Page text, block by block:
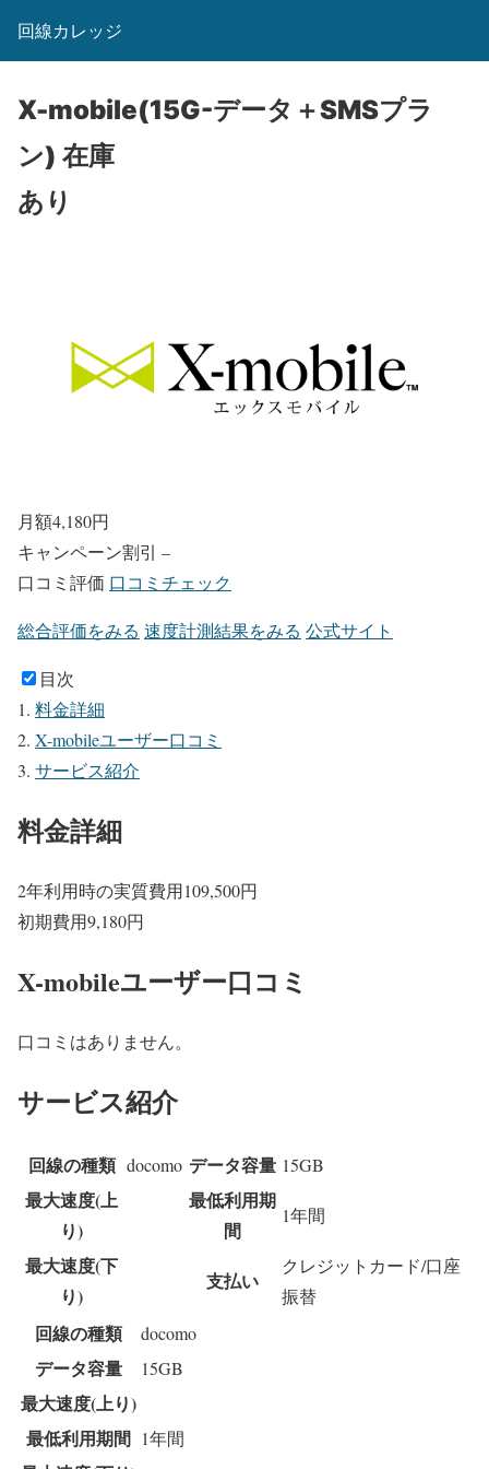
回線カレッジ
X-mobile(15G-データ＋SMSプラ
ン) 在庫
あり
月額4,180円
キャンペーン割引 –
口コミ評価 口コミチェック
総合評価をみる 速度計測結果をみる 公式サイト
目次
料金詳細
X-mobileユーザー口コミ
サービス紹介
料金詳細
2年利用時の実質費用109,500円
初期費用9,180円
X-mobileユーザー口コミ
口コミはありません。
サービス紹介
回線の種類 docomo データ容量 15GB
最大速度(上
り)
最低利用期
間
1年間
最大速度(下
り)
支払い
クレジットカード/口座
振替
回線の種類 docomo
データ容量 15GB
最大速度(上り)
最低利用期間 1年間